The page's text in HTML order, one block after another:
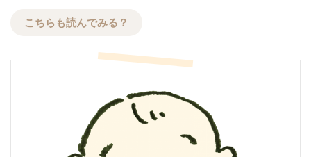
こちらも読んでみる？